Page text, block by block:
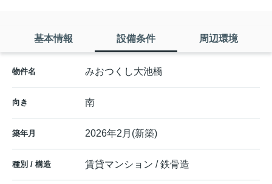
基本情報 設備条件 周辺環境
物件名 みおつくし大池橋
向き 南
築年月 2026年2月(新築)
種別 / 構造 賃貸マンション / 鉄骨造